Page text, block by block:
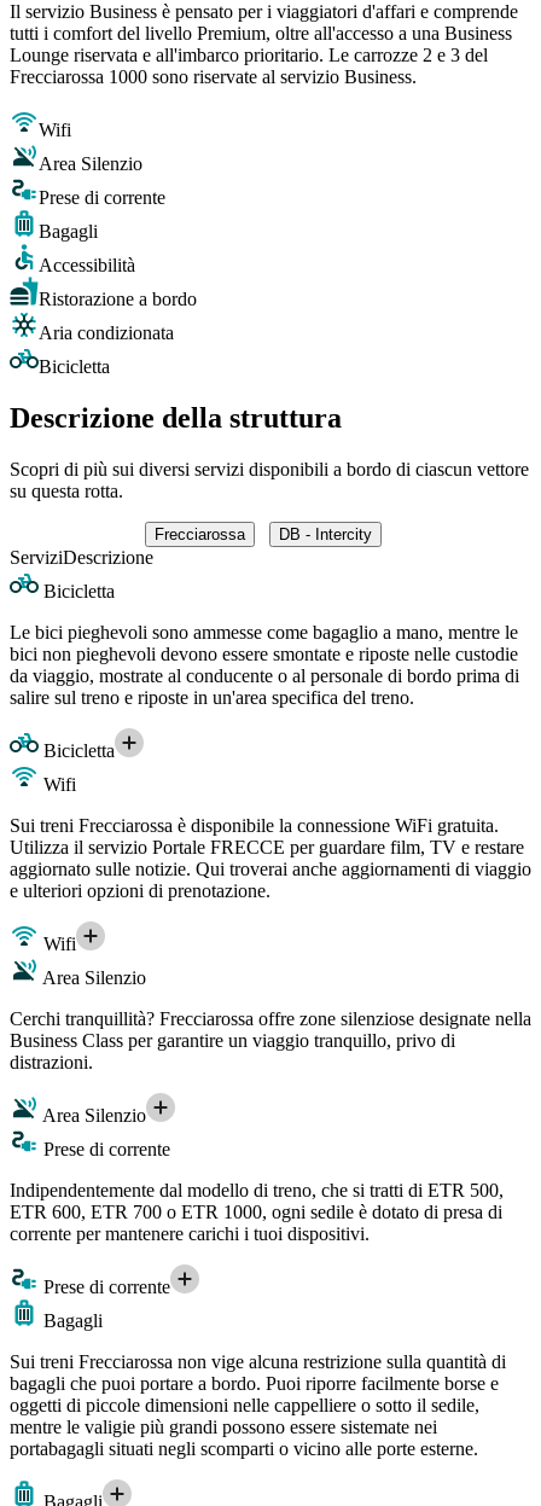
Il servizio Business è pensato per i viaggiatori d'affari e comprende
tutti i comfort del livello Premium, oltre all'accesso a una Business
Lounge riservata e all'imbarco prioritario. Le carrozze 2 e 3 del
Frecciarossa 1000 sono riservate al servizio Business.
Wifi
Area Silenzio
Prese di corrente
Bagagli
Accessibilità
Ristorazione a bordo
Aria condizionata
Bicicletta
Descrizione della struttura
Scopri di più sui diversi servizi disponibili a bordo di ciascun vettore
su questa rotta.
Frecciarossa DB - Intercity
ServiziDescrizione
Bicicletta
Le bici pieghevoli sono ammesse come bagaglio a mano, mentre le
bici non pieghevoli devono essere smontate e riposte nelle custodie
da viaggio, mostrate al conducente o al personale di bordo prima di
salire sul treno e riposte in un'area specifica del treno.
Bicicletta
Wifi
Sui treni Frecciarossa è disponibile la connessione WiFi gratuita.
Utilizza il servizio Portale FRECCE per guardare film, TV e restare
aggiornato sulle notizie. Qui troverai anche aggiornamenti di viaggio
e ulteriori opzioni di prenotazione.
Wifi
Area Silenzio
Cerchi tranquillità? Frecciarossa offre zone silenziose designate nella
Business Class per garantire un viaggio tranquillo, privo di
distrazioni.
Area Silenzio
Prese di corrente
Indipendentemente dal modello di treno, che si tratti di ETR 500,
ETR 600, ETR 700 o ETR 1000, ogni sedile è dotato di presa di
corrente per mantenere carichi i tuoi dispositivi.
Prese di corrente
Bagagli
Sui treni Frecciarossa non vige alcuna restrizione sulla quantità di
bagagli che puoi portare a bordo. Puoi riporre facilmente borse e
oggetti di piccole dimensioni nelle cappelliere o sotto il sedile,
mentre le valigie più grandi possono essere sistemate nei
portabagagli situati negli scomparti o vicino alle porte esterne.
Bagagli